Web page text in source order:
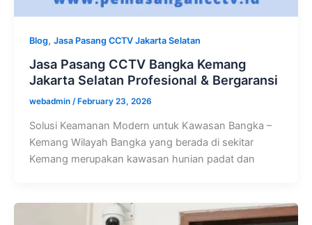
Blog, Jasa Pasang CCTV Jakarta Selatan
Jasa Pasang CCTV Bangka Kemang
Jakarta Selatan Profesional & Bergaransi
webadmin / February 23, 2026
Solusi Keamanan Modern untuk Kawasan Bangka –
Kemang Wilayah Bangka yang berada di sekitar
Kemang merupakan kawasan hunian padat dan